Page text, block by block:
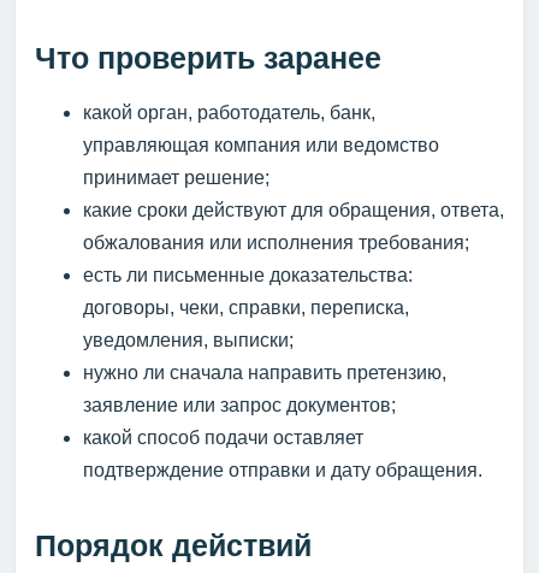
Что проверить заранее
какой орган, работодатель, банк,
управляющая компания или ведомство
принимает решение;
какие сроки действуют для обращения, ответа,
обжалования или исполнения требования;
есть ли письменные доказательства:
договоры, чеки, справки, переписка,
уведомления, выписки;
нужно ли сначала направить претензию,
заявление или запрос документов;
какой способ подачи оставляет
подтверждение отправки и дату обращения.
Порядок действий